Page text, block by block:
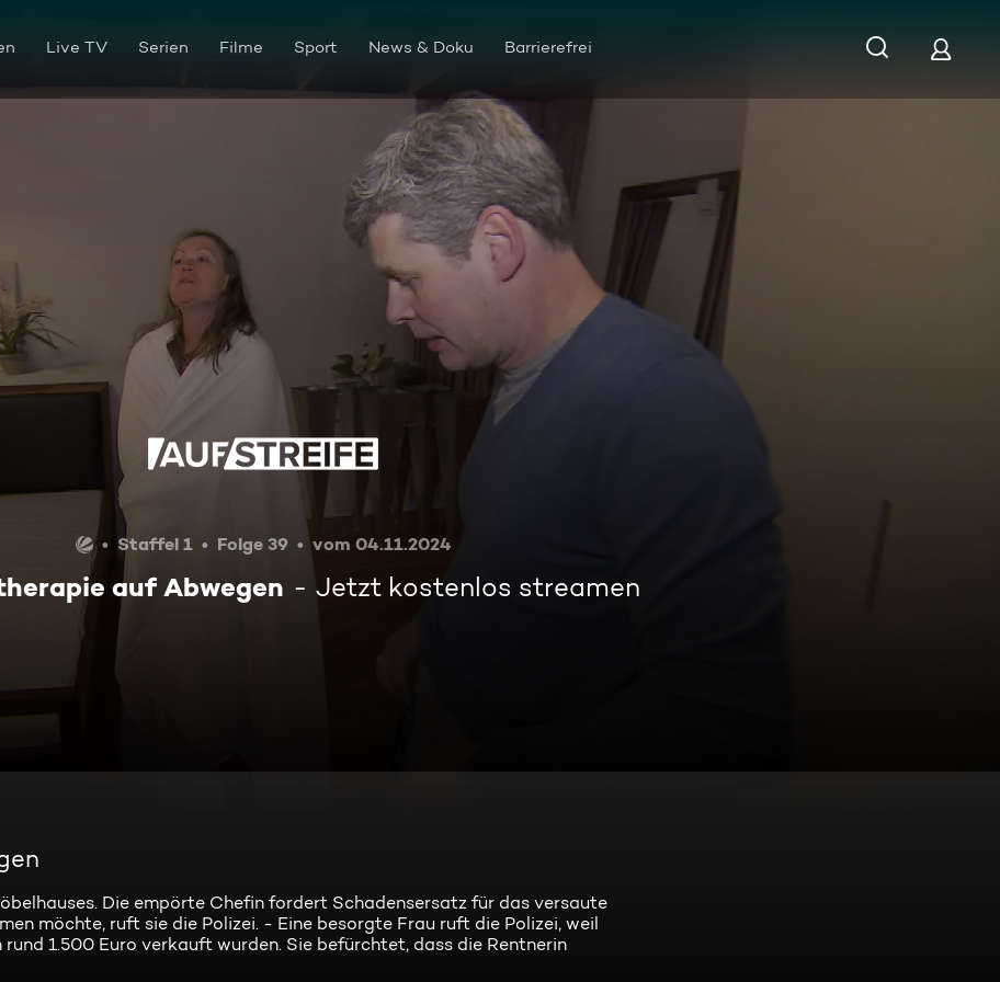
Live TV Serien Filme Sport News & Doku Barrierefrei
Pärchentherapie auf Abwegen
Staffel 1 Folge 39 vom 04.11.2024
auf Abwegen Jetzt kostenlos streamen
Die empörte Chefin fordert Schadensersatz für das versaute
möchte, ruft sie die Polizei. - Eine besorgte Frau ruft die Polizei, weil
1.500 Euro verkauft wurden. Sie befürchtet, dass die Rentnerin